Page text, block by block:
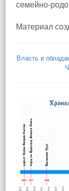
семейно-
Материал
Власть и